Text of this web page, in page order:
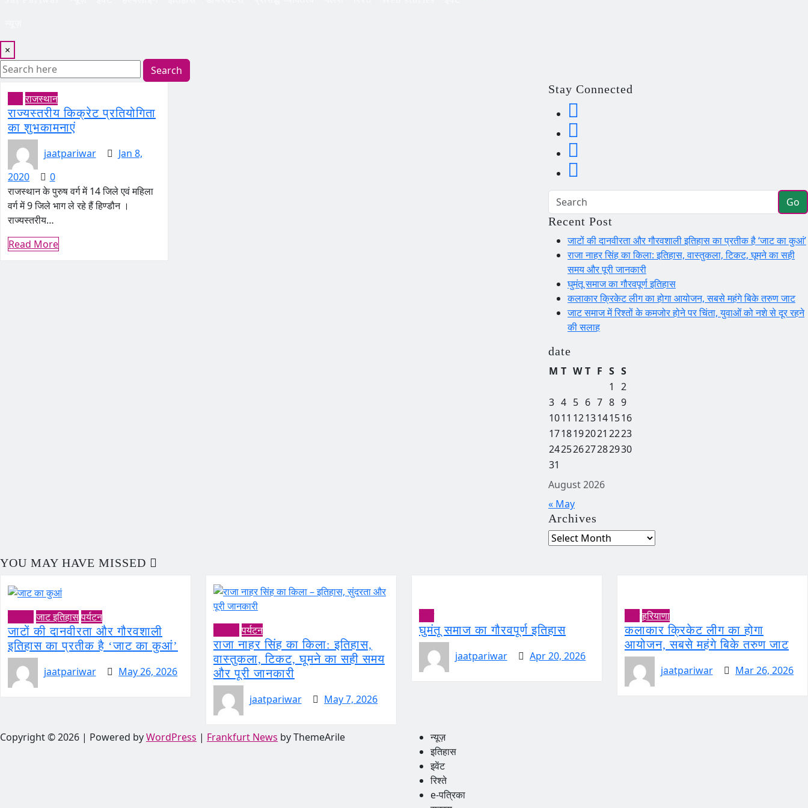
×
Search
राजस्थान
राज्यस्तरीय किक्रेट प्रतियोगिता
का शुभकामनाएं
jaatpariwar
Jan 8,
2020
0
राजस्थान के पुरुष वर्ग में 14 जिले एवं महिला
वर्ग में 9 जिले भाग ले रहे हैं हिण्डौन ।
राज्यस्तरीय…
Read More
Stay Connected
Go
Recent Post
जाटों की दानवीरता और गौरवशाली इतिहास का प्रतीक है ‘जाट का कुआं’
राजा नाहर सिंह का किला: इतिहास, वास्तुकला, टिकट, घूमने का सही
समय और पूरी जानकारी
घुमंतू समाज का गौरवपूर्ण इतिहास
कलाकार क्रिकेट लीग का होगा आयोजन, सबसे महंगे बिके तरुण जाट
जाट समाज में रिश्तों के कमजोर होने पर चिंता, युवाओं को नशे से दूर रहने
की सलाह
date
August 2026
M T W T F S S
1
2
3 4 5 6 7 8 9
1011 1213141516
1718192021 2223
24252627282930
31
« May
Archives
Archives
YOU MAY HAVE MISSED
जाट इतिहासपर्यटन
जाटों की दानवीरता और गौरवशाली
इतिहास का प्रतीक है ‘जाट का कुआं’
jaatpariwar
May 26, 2026
पर्यटन
राजा नाहर सिंह का किला: इतिहास,
वास्तुकला, टिकट, घूमने का सही समय
और पूरी जानकारी
jaatpariwar
May 7, 2026
घुमंतू समाज का गौरवपूर्ण इतिहास
jaatpariwar
Apr 20, 2026
हरियाणा
कलाकार क्रिकेट लीग का होगा
आयोजन, सबसे महंगे बिके तरुण जाट
jaatpariwar
Mar 26, 2026
Copyright © 2026 | Powered byWordPress | Frankfurt News by ThemeArile
न्यूज़
इतिहास
इवेंट
रिश्ते
e-पत्रिका